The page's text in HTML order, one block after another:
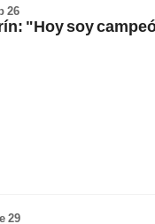
26
"Hoy soy
29